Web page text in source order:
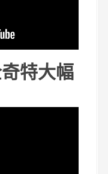
特大幅